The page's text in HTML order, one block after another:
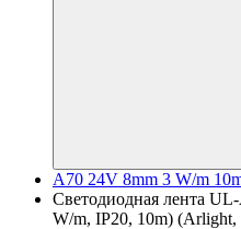
A70 24V 8mm 3 W/m
Светодиодная лента
W/m, IP20, 10m) (Arlight,